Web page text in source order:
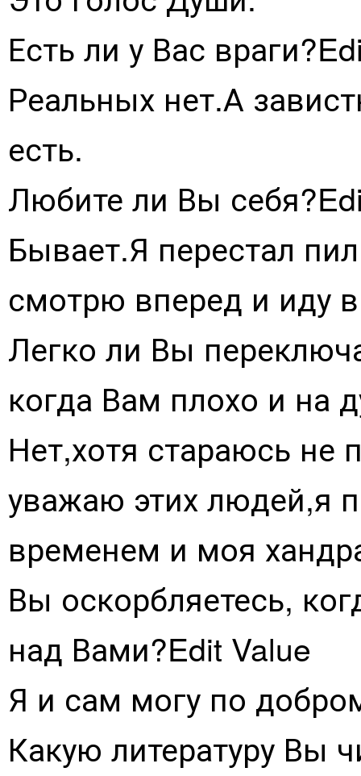
Есть ли у Вас
Реальных нет.А
есть.
Любите ли Вы
Бывает.Я перестал
смотрю вперед и иду
Легко ли Вы
когда Вам плохо и на
Нет,хотя стараюсь
уважаю этих людей,я
временем и моя
Вы оскорбляетесь,
над Вами?Edit Value
Я и сам могу по
Какую литературу Вы